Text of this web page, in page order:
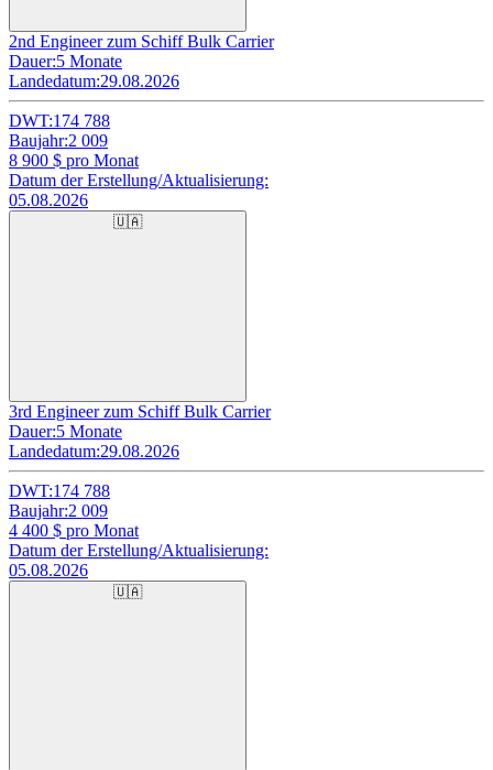
2nd Engineer zum Schiff Bulk Carrier
Dauer:5 Monate
Landedatum:29.08.2026
DWT:174 788
Baujahr:2 009
8 900 $ pro Monat
Datum der Erstellung/Aktualisierung:
05.08.2026
🇺🇦
3rd Engineer zum Schiff Bulk Carrier
Dauer:5 Monate
Landedatum:29.08.2026
DWT:174 788
Baujahr:2 009
4 400 $ pro Monat
Datum der Erstellung/Aktualisierung:
05.08.2026
🇺🇦